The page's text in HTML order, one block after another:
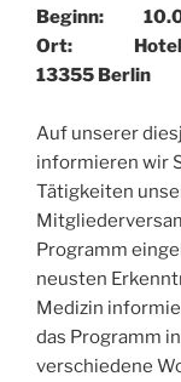
Beginn:
Ort: Hotel
13355 Berlin
Auf unserer
informieren wir
Tätigkeiten
Programm
neusten
Medizin
das Programm
verschiedene